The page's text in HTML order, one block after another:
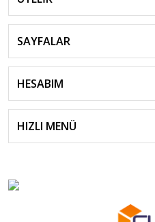
SAYFALAR
HESABIM
HIZLI MENÜ